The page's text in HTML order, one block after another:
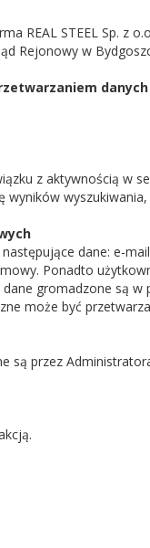
REAL STEEL Sp. z
Rejonowy w
z aktywnością w
wyników
dane: e-
Ponadto
gromadzone są
może być
są przez